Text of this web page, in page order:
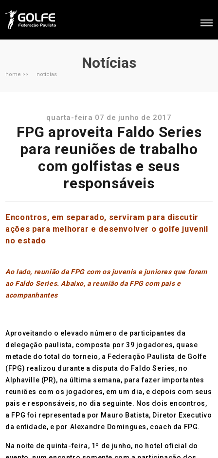
Notícias
home >> notícias
quarta-feira 07 de junho de 2017
FPG aproveita Faldo Series
para reuniões de trabalho
com golfistas e seus
responsáveis
Encontros, em separado, serviram para discutir
ações para melhorar e desenvolver o golfe juvenil
no estado
Ao lado, reunião da FPG com os juvenis e juniores que foram
ao Faldo Series. Abaixo, a reunião da FPG com pais e
acompanhantes
Aproveitando o elevado número de participantes da
delegação paulista, composta por 39 jogadores, quase
metade do total do torneio, a Federação Paulista de Golfe
(FPG) realizou durante a disputa do Faldo Series, no
Alphaville (PR), na última semana, para fazer importantes
reuniões com os jogadores, em um dia, e depois com seus
pais e responsáveis, no dia seguinte. Nos dois encontros,
a FPG foi representada por Mauro Batista, Diretor Executivo
da entidade, e por Alexandre Domingues, coach da FPG.
Na noite de quinta-feira, 1º de junho, no hotel oficial do